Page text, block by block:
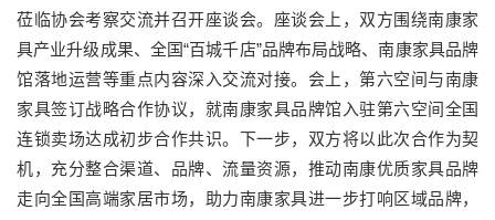
莅临协会考察交流并召开座谈会。座谈会上，双方围绕南康家
具产业升级成果、全国“百城千店”品牌布局战略、南康家具品牌
馆落地运营等重点内容深入交流对接。会上，第六空间与南康
家具签订战略合作协议，就南康家具品牌馆入驻第六空间全国
连锁卖场达成初步合作共识。下一步，双方将以此次合作为契
机，充分整合渠道、品牌、流量资源，推动南康优质家具品牌
走向全国高端家居市场，助力南康家具进一步打响区域品牌，